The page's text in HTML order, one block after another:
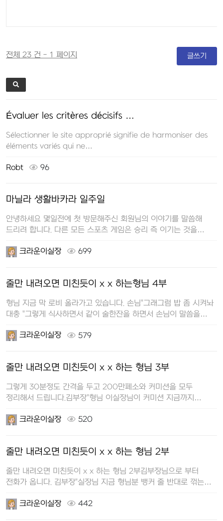
전체 23 건 - 1 페이지 글쓰기
Évaluer les critères décisifs …
Sélectionner le site approprié signifie de harmoniser des
éléments variés qui ne…
Robt 96
마닐라 생활바카라 일주일
안녕하세요 몇일전에 첫 방문해주신 회원님의 이야기를 말씀해
드리려 합니다. 다른 모든 스포츠 게임은 승리 즉 이기는 것을
크라운이실장
699
줄만 내려오면 미친듯이 x x 하는형님 4부
형님 지금 막 로비 올라가고 있습니다. 손님"그래그럼 밥 좀 시켜놔
대충 "그렇게 식사하면서 같이 술한잔을 하면서 손님이 말씀을
크라운이실장
579
줄만 내려오면 미친듯이 x x 하는 형님 3부
그렇게 30분정도 간격을 두고 200만페소와 커미션을 모두
정리해서 드립니다.김부장"형님 이실장님이 커미션 지금까지
크라운이실장
520
줄만 내려오면 미친듯이 x x 하는 형님 2부
줄만 내려오면 미친듯이 x x 하는 형님 2부 김부장님으로 부터
전화가 옵니다. 김부장"실장님 지금 형님분 뱅커 줄 반대로 꺾는
크라운이실장
442